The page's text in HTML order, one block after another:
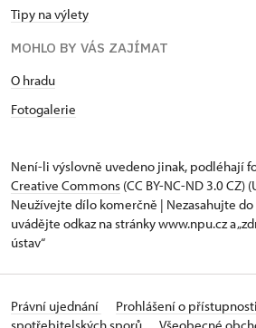
Tipy na výlety
MOHLO BY VÁS ZAJÍMAT
O hradu
Fotogalerie
Není-li výslovně uvedeno jinak, podléhají
Creative Commons (CC BY-NC-ND 3.0 CZ)
Neužívejte dílo komerčně | Nezasahujte
uvádějte odkaz na stránky www.npu.cz a
ústav“
Právní ujednání Prohlášení o přístupnosti